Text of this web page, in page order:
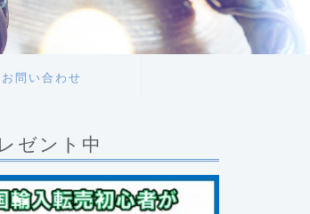
お問い合わせ
ゼント中